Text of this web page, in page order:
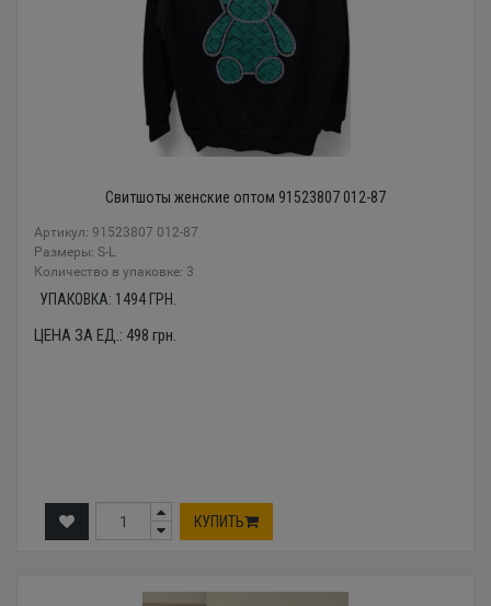
Свитшоты женские оптом 91523807 012-87
Артикул: 91523807 012-87
Размеры: S-L
Количество в упаковке: 3
УПАКОВКА: 1494 ГРН.
ЦЕНА ЗА ЕД.: 498 грн.
КУПИТЬ